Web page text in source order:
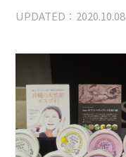
UPDATED：2020.10.08